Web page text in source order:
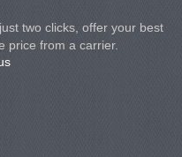
two clicks, offer your best
price from a carrier.